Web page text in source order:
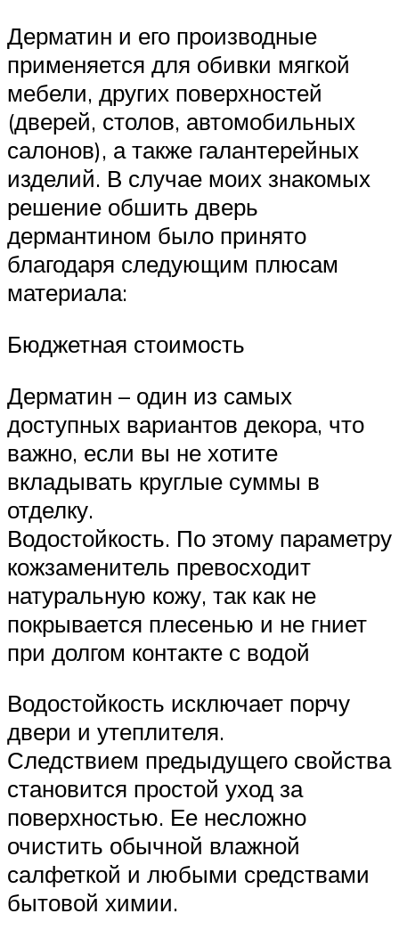
Дерматин и его производные
применяется для обивки мягкой
мебели, других поверхностей
(дверей, столов, автомобильных
салонов), а также галантерейных
изделий. В случае моих знакомых
решение обшить дверь
дермантином было принято
благодаря следующим плюсам
материала:
Бюджетная стоимость
Дерматин – один из самых
доступных вариантов декора, что
важно, если вы не хотите
вкладывать круглые суммы в
отделку.
Водостойкость. По этому параметру
кожзаменитель превосходит
натуральную кожу, так как не
покрывается плесенью и не гниет
при долгом контакте с водой
Водостойкость исключает порчу
двери и утеплителя.
Следствием предыдущего свойства
становится простой уход за
поверхностью. Ее несложно
очистить обычной влажной
салфеткой и любыми средствами
бытовой химии.